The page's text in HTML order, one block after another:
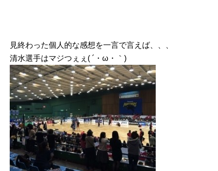
見終わった個人的な感想を一言で言えば、、、
清水選手はマジつぇぇ( ´・ω・｀)